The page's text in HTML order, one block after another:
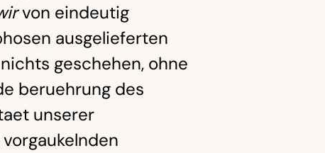
von eindeutig
ausgelieferten
geschehen, ohne
beruehrung des
unserer